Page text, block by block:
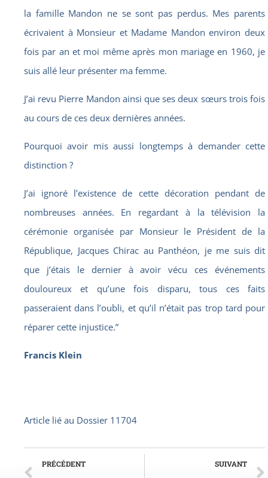
la famille Mandon ne se sont pas perdus. Mes parents
écrivaient à Monsieur et Madame Mandon environ deux
fois par an et moi même après mon mariage en 1960, je
suis allé leur présenter ma femme.
J’ai revu Pierre Mandon ainsi que ses deux sœurs trois fois
au cours de ces deux dernières années.
Pourquoi avoir mis aussi longtemps à demander cette
distinction ?
J’ai ignoré l’existence de cette décoration pendant de
nombreuses années. En regardant à la télévision la
cérémonie organisée par Monsieur le Président de la
République, Jacques Chirac au Panthéon, je me suis dit
que j’étais le dernier à avoir vécu ces événements
douloureux et qu’une fois disparu, tous ces faits
passeraient dans l’oubli, et qu’il n’était pas trop tard pour
réparer cette injustice.”
Francis Klein
Article lié au Dossier 11704
PRÉCÉDENT SUIVANT